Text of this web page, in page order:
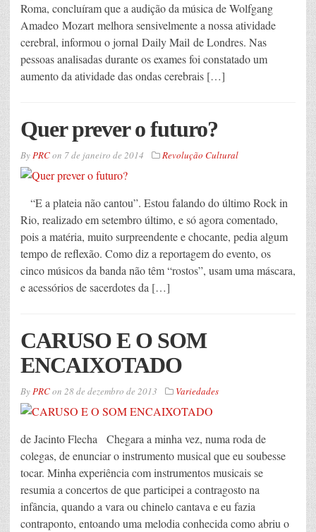
Roma, concluíram que a audição da música de Wolfgang
Amadeo Mozart melhora sensivelmente a nossa atividade
cerebral, informou o jornal Daily Mail de Londres. Nas
pessoas analisadas durante os exames foi constatado um
aumento da atividade das ondas cerebrais […]
Quer prever o futuro?
ByPRCon 7 de janeiro de 2014 Revolução Cultural
“E a plateia não cantou”. Estou falando do último Rock in
Rio, realizado em setembro último, e só agora comentado,
pois a matéria, muito surpreendente e chocante, pedia algum
tempo de reflexão. Como diz a reportagem do evento, os
cinco músicos da banda não têm “rostos”, usam uma máscara,
e acessórios de sacerdotes da […]
CARUSO E O SOM
ENCAIXOTADO
ByPRCon 28 de dezembro de 2013 Variedades
de Jacinto Flecha Chegara a minha vez, numa roda de
colegas, de enunciar o instrumento musical que eu soubesse
tocar. Minha experiência com instrumentos musicais se
resumia a concertos de que participei a contragosto na
infância, quando a vara ou chinelo cantava e eu fazia
contraponto, entoando uma melodia conhecida como abriu o